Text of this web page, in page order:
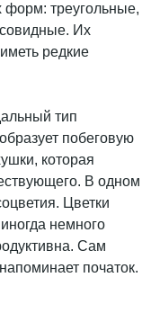
форм: треугольные,
Их
редкие
тип
побеговую
которая
В одном
Цветки
немного
Сам
початок.